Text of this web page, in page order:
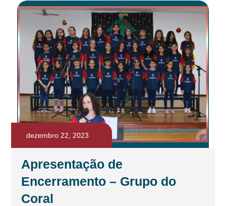
dezembro 22, 2023
Apresentação de
Encerramento – Grupo do
Coral